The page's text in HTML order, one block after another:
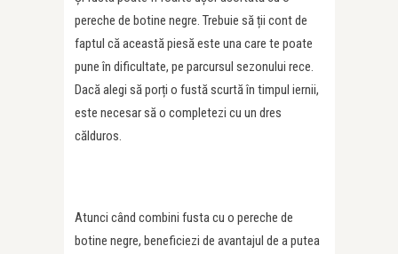
pereche de botine negre. Trebuie să ții cont de
faptul că această piesă este una care te poate
pune în dificultate, pe parcursul sezonului rece.
Dacă alegi să porți o fustă scurtă în timpul iernii,
este necesar să o completezi cu un dres
călduros.
Atunci când combini fusta cu o pereche de
botine negre, beneficiezi de avantajul de a putea